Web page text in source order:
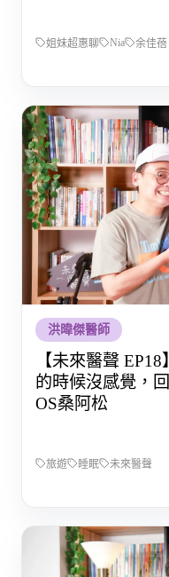
姐妹超惠聊 Nia 余佳蓓
洪暐傑醫師
【未來醫聲
的時候沒感覺，
OS桑阿松
旅遊 睡眠 未來醫聲